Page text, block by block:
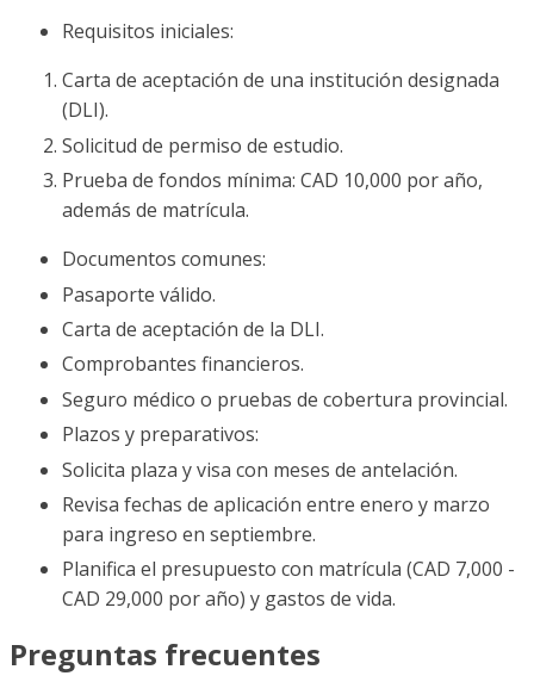
Requisitos iniciales:
Carta de aceptación de una institución designada
(DLI).
Solicitud de permiso de estudio.
Prueba de fondos mínima: CAD 10,000 por año,
además de matrícula.
Documentos comunes:
Pasaporte válido.
Carta de aceptación de la DLI.
Comprobantes financieros.
Seguro médico o pruebas de cobertura provincial.
Plazos y preparativos:
Solicita plaza y visa con meses de antelación.
Revisa fechas de aplicación entre enero y marzo
para ingreso en septiembre.
Planifica el presupuesto con matrícula (CAD 7,000 -
CAD 29,000 por año) y gastos de vida.
Preguntas frecuentes